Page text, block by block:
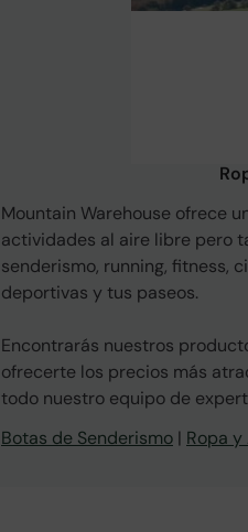
Mountain Warehouse ofrece
actividades al aire libre pero
senderismo, running, fitness,
deportivas y tus paseos.
Encontrarás nuestros
ofrecerte los precios más
todo nuestro equipo de
Botas de Senderismo | Ropa